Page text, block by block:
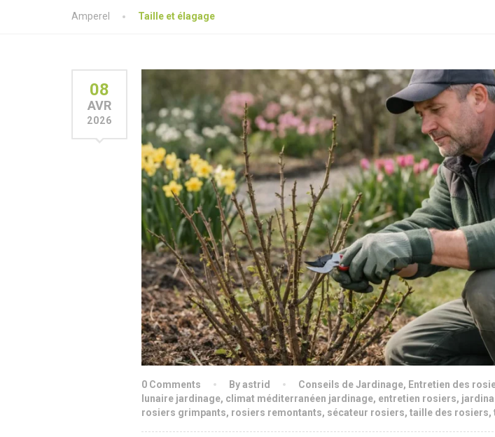
Amperel Taille et élagage
08
AVR
2026
0 Comments By astrid Conseils de Jardinage, Entretien des
lunaire jardinage, climat méditerranéen jardinage, entretien rosiers,
rosiers grimpants, rosiers remontants, sécateur rosiers, taille des rosiers,